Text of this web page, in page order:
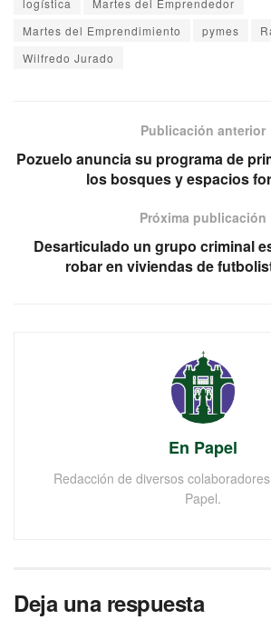
logística
Martes del Emprendedor
Martes del Emprendimiento
pymes
Wilfredo Jurado
Publicación anterior
Pozuelo anuncia su programa de
los bosques y espacios
Próxima publicación
Desarticulado un grupo criminal
robar en viviendas de
En Papel
Redacción de diversos
Papel.
Deja una respuesta